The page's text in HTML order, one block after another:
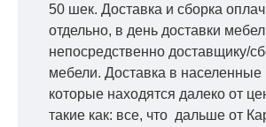
50 шек. Доставка и сборка
отдельно, в день доставки
непосредственно доставщику/
мебели. Доставка в населенные
которые находятся далеко от
такие как: все, что дальше от